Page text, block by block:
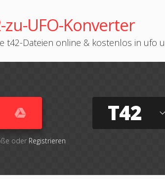
zu-UFO-Konverter
t42-Dateien online & kostenlos in ufo
oder Registrieren
T42